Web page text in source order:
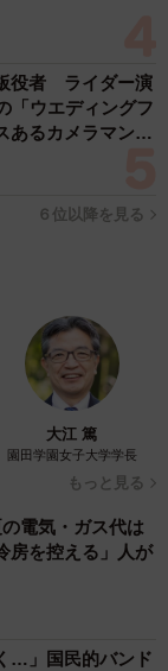
役者 ライダー演
「ウエディングフ
るカメラマン求
６位以降を見る
大江 篤
園田学園女子大学学長
もっと見る
電気・ガス代は
房を控える」人が
…」国民的バンド